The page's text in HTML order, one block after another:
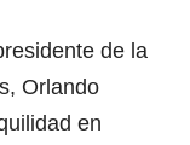
de la
Orlando
en